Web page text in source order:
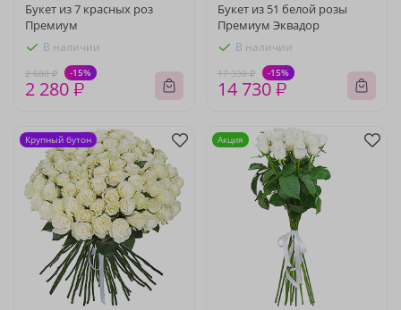
Букет из 7 красных роз
Премиум
В наличии
2 680 ₽ -15%
2 280 ₽
Букет из 51 белой розы
Премиум Эквадор
В наличии
17 330 ₽ -15%
14 730 ₽
Крупный бутон Акция